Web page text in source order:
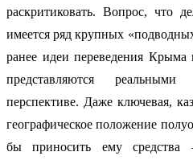
раскритиковать. Вопрос, что
имеется ряд крупных
ранее идеи переведения Крыма
представляются
перспективе. Даже ключевая,
географическое положение
бы приносить ему